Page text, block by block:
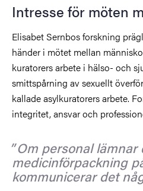
Intresse för möten
Elisabet Sernbos forskning
händer i mötet mellan
kuratorers arbete i hälso- och
smittspårning av sexuellt
kallade asylkuratorers arbete.
integritet, ansvar och
Om personal lämnar
medicinförpackning
kommunicerar det